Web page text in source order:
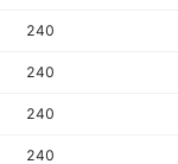
240
240
240
240